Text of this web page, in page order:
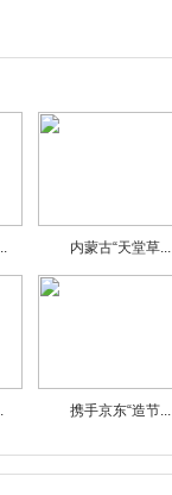
内蒙古“天堂草...
携手京东“造节...